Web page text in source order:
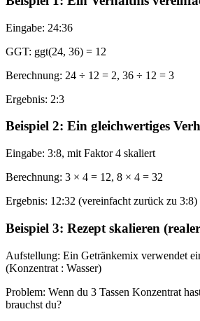
Eingabe: 24:36
GGT: ggt(24, 36) = 12
Berechnung: 24 ÷ 12 = 2, 36 ÷ 12 = 3
Ergebnis: 2:3
Beispiel 2: Ein gleichwertiges
Eingabe: 3:8, mit Faktor 4 skaliert
Berechnung: 3 × 4 = 12, 8 × 4 = 32
Ergebnis: 12:32 (vereinfacht zurück zu 3:8)
Beispiel 3: Rezept skalieren
Aufstellung: Ein Getränkemix verwendet
(Konzentrat : Wasser)
Problem: Wenn du 3 Tassen Konzentrat
brauchst du?